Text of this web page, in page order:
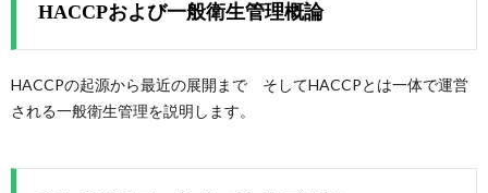
HACCPおよび一般衛生管理概論
HACCPの起源から最近の展開まで そしてHACCPとは一体で運営
される一般衛生管理を説明します。